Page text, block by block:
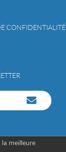
CONFIDENTIALITÉ
meilleure